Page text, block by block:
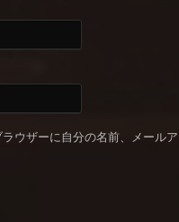
ウザーに自分の名前、メール